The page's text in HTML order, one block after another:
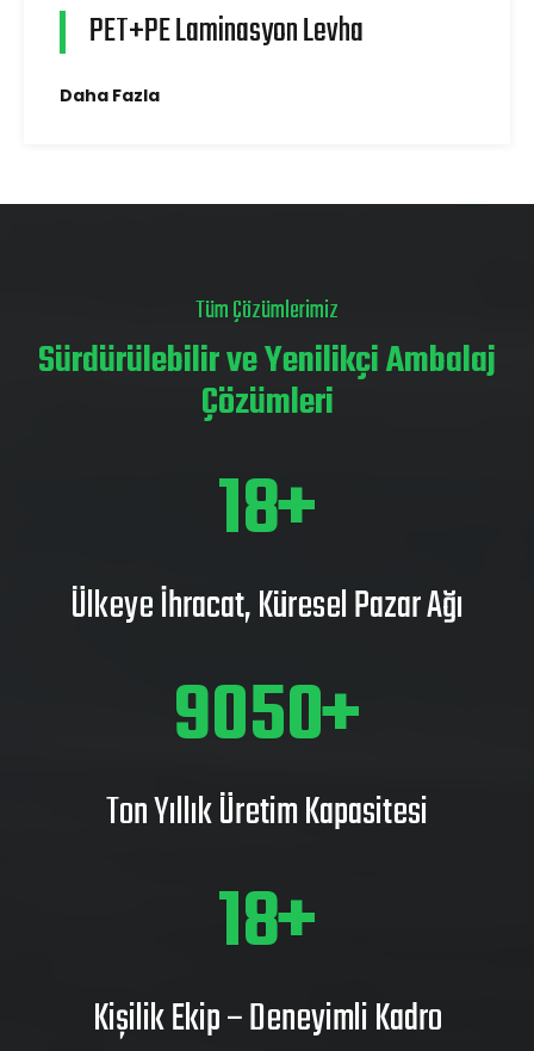
PET+PE Laminasyon Levha
Daha Fazla
Tüm Çözümlerimiz
Sürdürülebilir ve Yenilikçi Ambalaj
Çözümleri
25
Ülkeye İhracat, Küresel Pazar Ağı
12850
Ton Yıllık Üretim Kapasitesi
25
Kişilik Ekip – Deneyimli Kadro